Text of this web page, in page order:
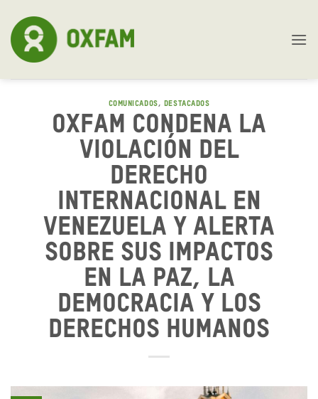
content
COMUNICADOS, DESTACADOS
Oxfam condena la
violación del
Derecho
Internacional en
Venezuela y alerta
sobre sus impactos
en la paz, la
democracia y los
derechos humanos